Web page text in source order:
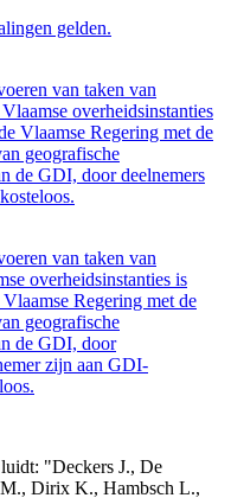
gelden.
van taken van
overheidsinstanties
Vlaamse Regering met de
geografische
de GDI, door deelnemers
van taken van
overheidsinstanties is
Regering met de
geografische
de GDI, door
zijn aan GDI-
"Deckers J., De
Dirix K., Hambsch L.,